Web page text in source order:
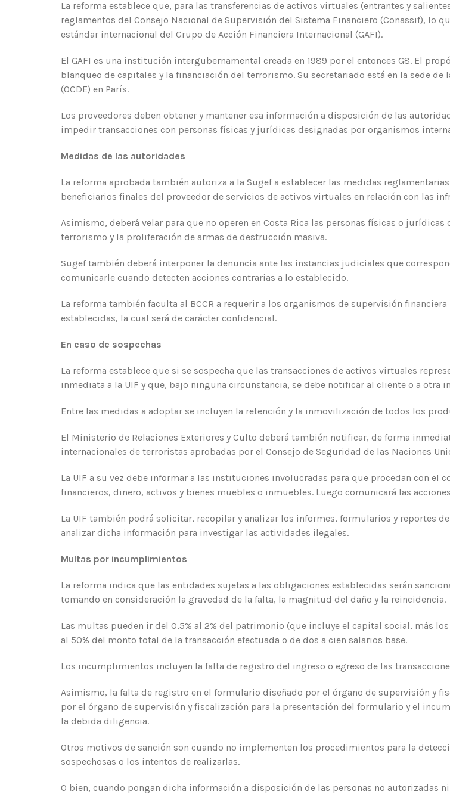
La reforma establece que, para las transferencias de activos virtuales (entrantes y
reglamentos del Consejo Nacional de Supervisión del Sistema Financiero (Conassif), lo
estándar internacional del Grupo de Acción Financiera Internacional (GAFI).
El GAFI es una institución intergubernamental creada en 1989 por el entonces G8. El
blanqueo de capitales y la financiación del terrorismo. Su secretariado está en la sede
(OCDE) en París.
Los proveedores deben obtener y mantener esa información a disposición de las
impedir transacciones con personas físicas y jurídicas designadas por organismos
Medidas de las autoridades
La reforma aprobada también autoriza a la Sugef a establecer las medidas
beneficiarios finales del proveedor de servicios de activos virtuales en relación con las
Asimismo, deberá velar para que no operen en Costa Rica las personas físicas o
terrorismo y la proliferación de armas de destrucción masiva.
Sugef también deberá interponer la denuncia ante las instancias judiciales que
comunicarle cuando detecten acciones contrarias a lo establecido.
La reforma también faculta al BCCR a requerir a los organismos de supervisión
establecidas, la cual será de carácter confidencial.
En caso de sospechas
La reforma establece que si se sospecha que las transacciones de activos virtuales
inmediata a la UIF y que, bajo ninguna circunstancia, se debe notificar al cliente o a otra
Entre las medidas a adoptar se incluyen la retención y la inmovilización de todos los
El Ministerio de Relaciones Exteriores y Culto deberá también notificar, de forma
internacionales de terroristas aprobadas por el Consejo de Seguridad de las Naciones
La UIF a su vez debe informar a las instituciones involucradas para que procedan con
financieros, dinero, activos y bienes muebles o inmuebles. Luego comunicará las
La UIF también podrá solicitar, recopilar y analizar los informes, formularios y reportes
analizar dicha información para investigar las actividades ilegales.
Multas por incumplimientos
La reforma indica que las entidades sujetas a las obligaciones establecidas serán
tomando en consideración la gravedad de la falta, la magnitud del daño y la reincidencia.
Las multas pueden ir del 0,5% al 2% del patrimonio (que incluye el capital social, más
al 50% del monto total de la transacción efectuada o de dos a cien salarios base.
Los incumplimientos incluyen la falta de registro del ingreso o egreso de las
Asimismo, la falta de registro en el formulario diseñado por el órgano de supervisión y
por el órgano de supervisión y fiscalización para la presentación del formulario y el
la debida diligencia.
Otros motivos de sanción son cuando no implementen los procedimientos para la
sospechosas o los intentos de realizarlas.
O bien, cuando pongan dicha información a disposición de las personas no autorizadas